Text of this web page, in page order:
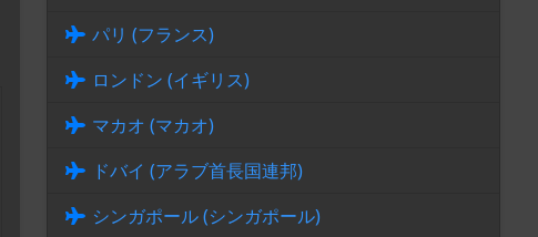
パリ (フランス)
ロンドン (イギリス)
マカオ (マカオ)
ドバイ (アラブ首長国連邦)
シンガポール (シンガポール)